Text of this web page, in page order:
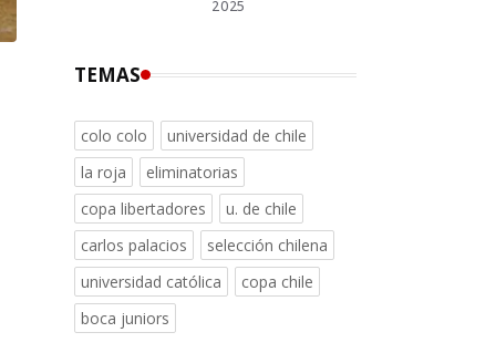
2025
TEMAS
colo colo
universidad de chile
la roja
eliminatorias
copa libertadores
u. de chile
carlos palacios
selección chilena
universidad católica
copa chile
boca juniors